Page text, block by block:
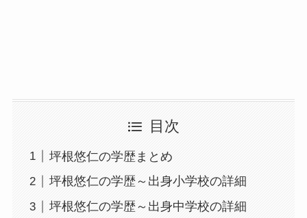
目次
坪根悠仁の学歴まとめ
坪根悠仁の学歴～出身小学校の詳細
坪根悠仁の学歴～出身中学校の詳細